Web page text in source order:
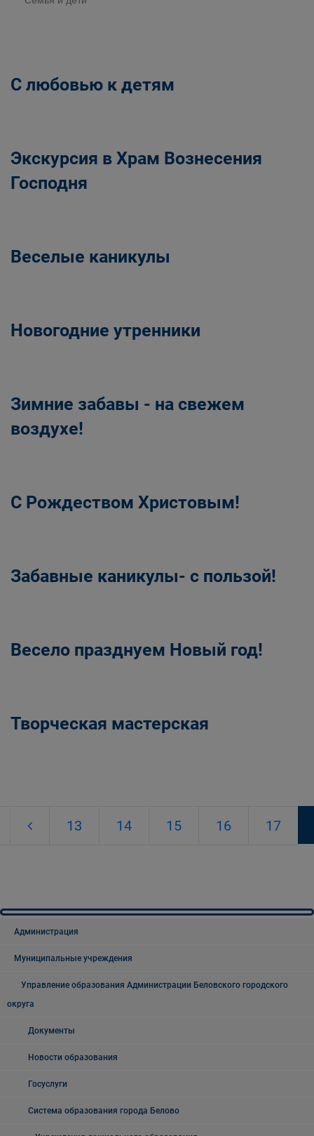
С любовью к детям
Экскурсия в Храм Вознесения
Господня
Веселые каникулы
Новогодние утренники
Зимние забавы - на свежем
воздухе!
С Рождеством Христовым!
Забавные каникулы- с пользой!
Весело празднуем Новый год!
Творческая мастерская
13 14 15 16 17
Администрация
Муниципальные учреждения
Управление образования Администрации Беловского городского
округа
Документы
Новости образования
Госуслуги
Система образования города Белово